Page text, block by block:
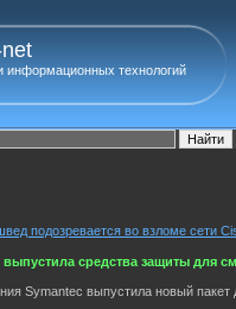
информационных технологий
подозревается во взломе сети
выпустила средства защиты для
Symantec выпустила новый пакет